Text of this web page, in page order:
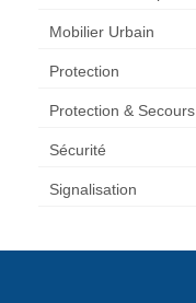
Mobilier Urbain
Protection
Protection & Secours
Sécurité
Signalisation